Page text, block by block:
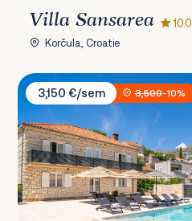
Villa Sansarea 10.0
Korčula, Croatie
Villa MarLea
3,150 €/sem
3,500-10%